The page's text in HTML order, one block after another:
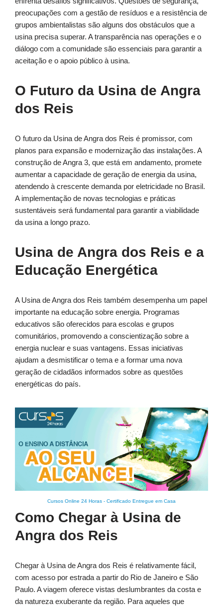
preocupações com a gestão de resíduos e a resistência de
grupos ambientalistas são alguns dos obstáculos que a
usina precisa superar. A transparência nas operações e o
diálogo com a comunidade são essenciais para garantir a
aceitação e o apoio público à usina.
O Futuro da Usina de Angra
dos Reis
O futuro da Usina de Angra dos Reis é promissor, com
planos para expansão e modernização das instalações. A
construção de Angra 3, que está em andamento, promete
aumentar a capacidade de geração de energia da usina,
atendendo à crescente demanda por eletricidade no Brasil.
A implementação de novas tecnologias e práticas
sustentáveis será fundamental para garantir a viabilidade
da usina a longo prazo.
Usina de Angra dos Reis e a
Educação Energética
A Usina de Angra dos Reis também desempenha um papel
importante na educação sobre energia. Programas
educativos são oferecidos para escolas e grupos
comunitários, promovendo a conscientização sobre a
energia nuclear e suas vantagens. Essas iniciativas
ajudam a desmistificar o tema e a formar uma nova
geração de cidadãos informados sobre as questões
energéticas do país.
Cursos Online 24 Horas - Certificado Entregue em Casa
Como Chegar à Usina de
Angra dos Reis
Chegar à Usina de Angra dos Reis é relativamente fácil,
com acesso por estrada a partir do Rio de Janeiro e São
Paulo. A viagem oferece vistas deslumbrantes da costa e
da natureza exuberante da região. Para aqueles que